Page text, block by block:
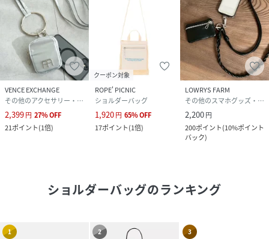
VENCE EXCHANGE
その他のアクセサリー・腕時計
2,399円 27%OFF
21ポイント(1倍)
クーポン対象
ROPE' PICNIC
ショルダーバッグ
1,920円 65%OFF
17ポイント(1倍)
LOWRYS FARM
その他のスマホグッズ・オーディオ機器
2,200円
200ポイント(10%ポイント
バック)
ショルダーバッグのランキング
1 2 3